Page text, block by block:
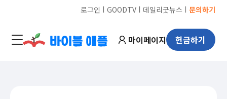
로그인 ㅣ GOODTVㅣ 데일리굿뉴스 ㅣ 문의하기
마이페이지 헌금하기